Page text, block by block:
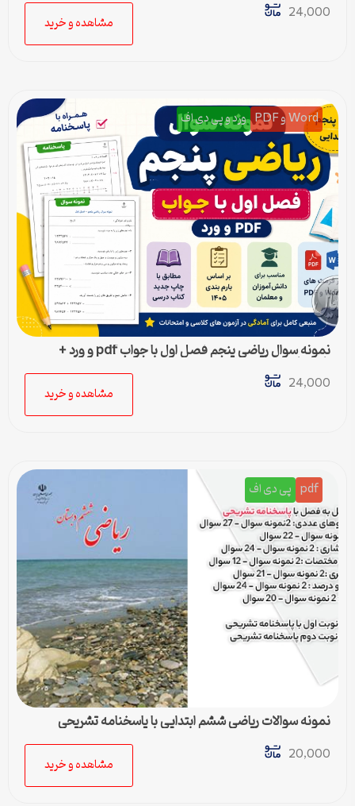
24,000
مشاهده و خرید
Word و PDF ورد و پی دی اف
نمونه سوال ریاضی پنجم فصل اول با جواب pdf و ورد +
پاسخنامه
24,000
مشاهده و خرید
pdf پی دی اف
نمونه سوالات ریاضی ششم ابتدایی با پاسخنامه تشریحی
20,000
مشاهده و خرید